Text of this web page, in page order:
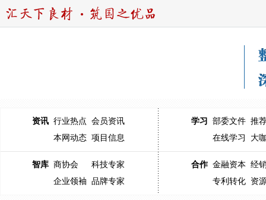
资讯 行业热点 会员资讯
本网动态 项目信息
学习 部委文件 推
在线学习
大
智库 商协会
科技专家
企业领袖 品牌专家
合作 金融资本 经
专利转化 资